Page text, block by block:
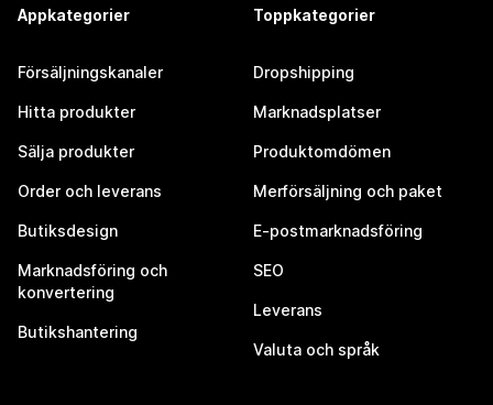
Appkategorier
Försäljningskanaler
Hitta produkter
Sälja produkter
Order och leverans
Butiksdesign
Marknadsföring och
konvertering
Butikshantering
Toppkategorier
Dropshipping
Marknadsplatser
Produktomdömen
Merförsäljning och paket
E-postmarknadsföring
SEO
Leverans
Valuta och språk